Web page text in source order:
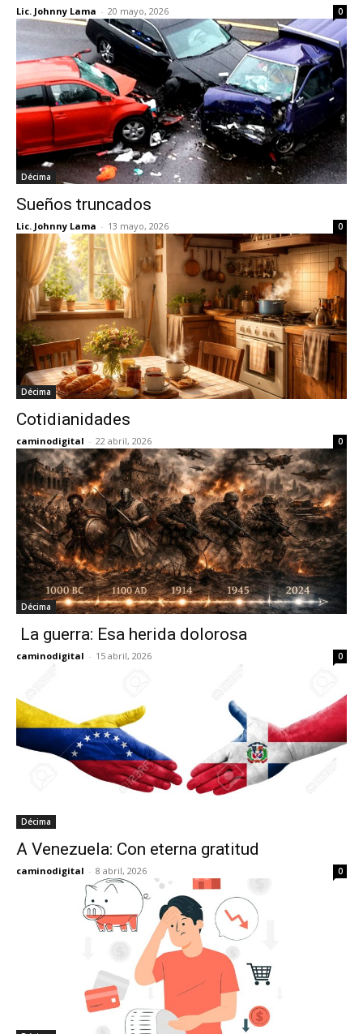
Lic. Johnny Lama - 20 mayo, 2026 0
Décima
Sueños truncados
Lic. Johnny Lama - 13 mayo, 2026 0
Décima
Cotidianidades
caminodigital - 22 abril, 2026 0
Décima
La guerra: Esa herida dolorosa
caminodigital - 15 abril, 2026 0
Décima
A Venezuela: Con eterna gratitud
caminodigital - 8 abril, 2026 0